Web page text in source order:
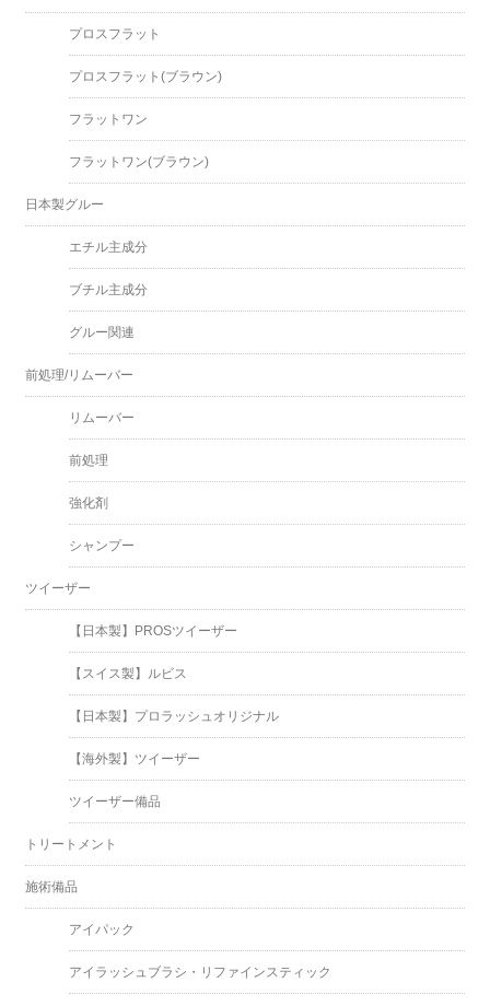
プロスフラット
プロスフラット(ブラウン)
フラットワン
フラットワン(ブラウン)
日本製グルー
エチル主成分
ブチル主成分
グルー関連
前処理/リムーバー
リムーバー
前処理
強化剤
シャンプー
ツイーザー
【日本製】PROSツイーザー
【スイス製】ルビス
【日本製】プロラッシュオリジナル
【海外製】ツイーザー
ツイーザー備品
トリートメント
施術備品
アイパック
アイラッシュブラシ・リファインスティック